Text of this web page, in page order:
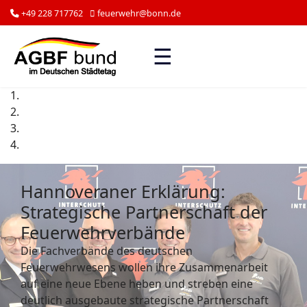
+49 228 717762 feuerwehr@bonn.de
☰
Hannoveraner Erklärung:
Strategische Partnerschaft der
Feuerwehrverbände
Die Fachverbände des deutschen
Feuerwehrwesens wollen ihre Zusammenarbeit
auf eine neue Ebene heben und streben eine
deutlich ausgebaute strategische Partnerschaft